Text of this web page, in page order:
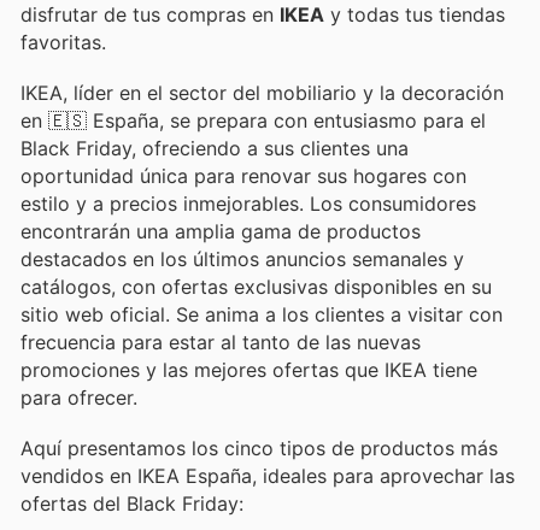
disfrutar de tus compras en IKEA y todas tus tiendas
favoritas.
IKEA, líder en el sector del mobiliario y la decoración
en 🇪🇸 España, se prepara con entusiasmo para el
Black Friday, ofreciendo a sus clientes una
oportunidad única para renovar sus hogares con
estilo y a precios inmejorables. Los consumidores
encontrarán una amplia gama de productos
destacados en los últimos anuncios semanales y
catálogos, con ofertas exclusivas disponibles en su
sitio web oficial. Se anima a los clientes a visitar con
frecuencia para estar al tanto de las nuevas
promociones y las mejores ofertas que IKEA tiene
para ofrecer.
Aquí presentamos los cinco tipos de productos más
vendidos en IKEA España, ideales para aprovechar las
ofertas del Black Friday: